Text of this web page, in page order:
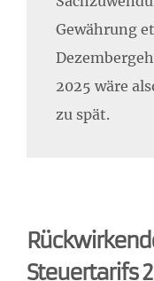
Gewährung
2025 wäre
zu spät.
Steuertarifs